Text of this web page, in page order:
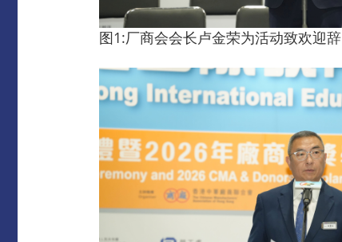
图1:厂商会会长卢金荣为活动致欢迎辞